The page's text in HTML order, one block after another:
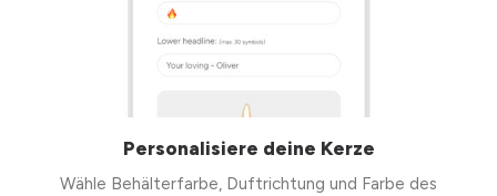
Personalisiere deine Kerze
Wähle Behälterfarbe, Duftrichtung und Farbe des